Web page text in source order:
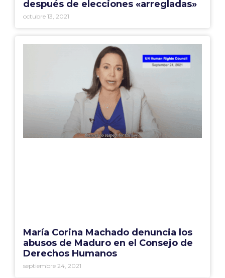
después de elecciones «arregladas»
octubre 13, 2021
María Corina Machado denuncia los
abusos de Maduro en el Consejo de
Derechos Humanos
septiembre 24, 2021